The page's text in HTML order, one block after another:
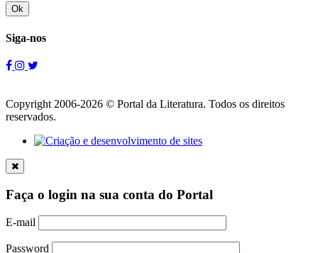
Ok
Siga-nos
Copyright 2006-2026 © Portal da Literatura. Todos os direitos
reservados.
Faça o login na sua conta do Portal
E-mail
Password